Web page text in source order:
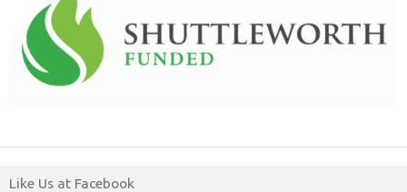
Like Us at Facebook